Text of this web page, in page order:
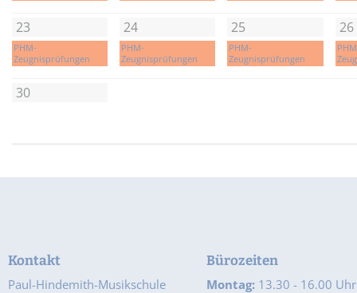
23
PHM-
Zeugnisprüfungen
24
PHM-
Zeugnisprüfungen
25
PHM-
Zeugnisprüfungen
26
30
Kontakt
Paul-Hindemith-Musikschule
Bürozeiten
Montag:13.30 - 16.00 Uhr